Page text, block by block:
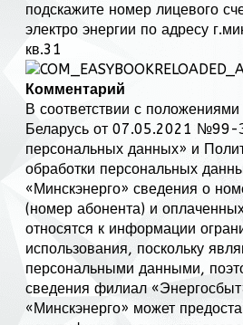
подскажите номер лицевого
электро энергии по адресу
кв.31
Комментарий
В соответствии с
Беларусь от 07.05.2021 №99-
персональных данных» и
обработки персональных
«Минскэнерго» сведения о
(номер абонента) и
относятся к информации
использования, поскольку
персональными данными,
сведения филиал
«Минскэнерго» может